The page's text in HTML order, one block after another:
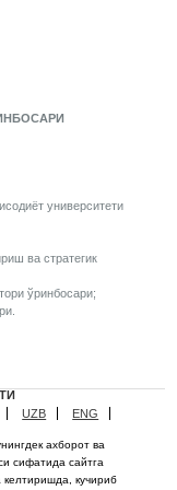
университети
ва стратегик
ўринбосари;
UZB ENG
ахборот ва
сифатида сайтга
кучириб